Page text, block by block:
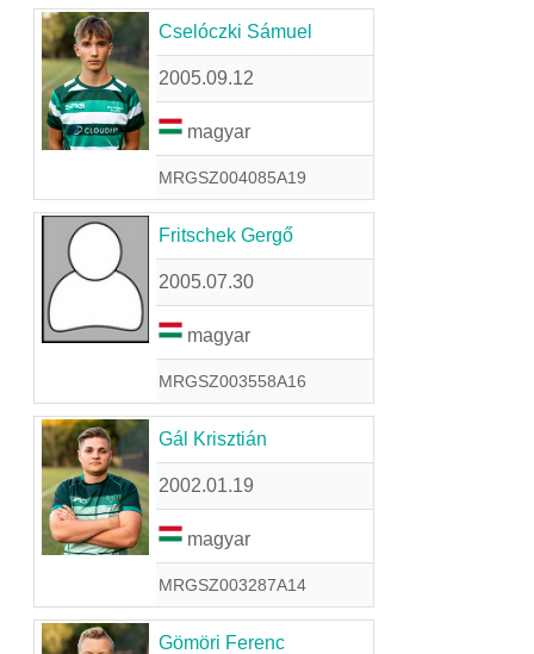
Cselóczki Sámuel
2005.09.12
magyar
MRGSZ004085A19
Fritschek Gergő
2005.07.30
magyar
MRGSZ003558A16
Gál Krisztián
2002.01.19
magyar
MRGSZ003287A14
Gömöri Ferenc